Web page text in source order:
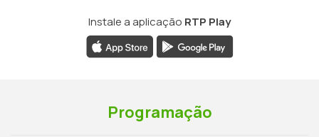
Instale a aplicação RTP Play
Programação